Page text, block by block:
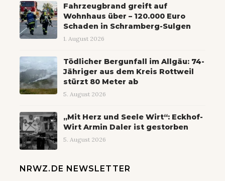
Fahrzeugbrand greift auf
Wohnhaus über – 120.000 Euro
Schaden in Schramberg-Sulgen
1. August 2026
Tödlicher Bergunfall im Allgäu: 74-
Jähriger aus dem Kreis Rottweil
stürzt 80 Meter ab
5. August 2026
„Mit Herz und Seele Wirt“: Eckhof-
Wirt Armin Daler ist gestorben
5. August 2026
NRWZ.DE NEWSLETTER